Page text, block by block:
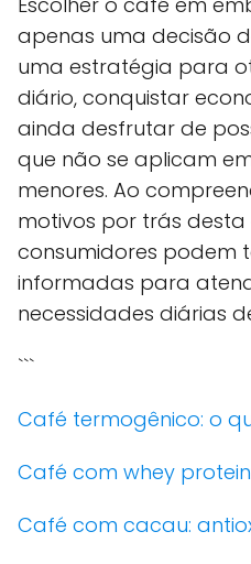
apenas uma decisão
uma estratégia para
diário, conquistar
ainda desfrutar de
que não se aplicam
menores. Ao
motivos por trás desta
consumidores podem
informadas para
necessidades diárias
```
Café termogênico: o
Café com whey
Café com cacau: